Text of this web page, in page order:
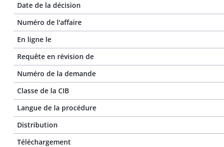
Date de la décision
Numéro de l'affaire
En ligne le
Requête en révision de
Numéro de la demande
Classe de la CIB
Langue de la procédure
Distribution
Téléchargement